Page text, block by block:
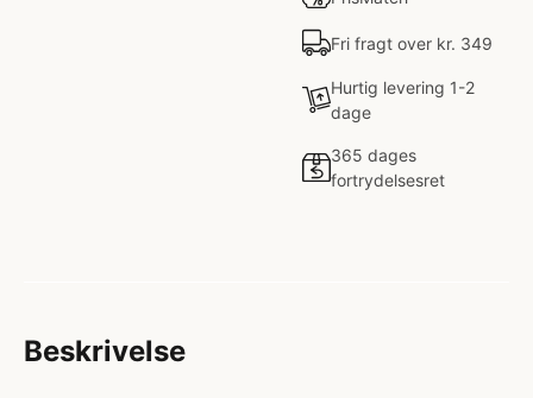
Fri fragt over kr. 349
Hurtig levering 1-2
dage
365 dages
fortrydelsesret
Beskrivelse